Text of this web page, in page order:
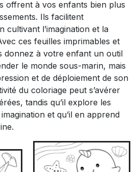
offrent à vos enfants bien plus
Ils facilitent
cultivant l’imagination et la
ces feuilles imprimables et
donnez à votre enfant un outil
le monde sous-marin, mais
et de déploiement de son
du coloriage peut s’avérer
tandis qu’il explore les
et qu’il en apprend